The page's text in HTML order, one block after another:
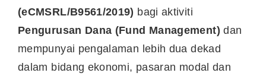
(eCMSRL/B9561/2019) bagi aktiviti
Pengurusan Dana (Fund Management) dan
mempunyai pengalaman lebih dua dekad
dalam bidang ekonomi, pasaran modal dan